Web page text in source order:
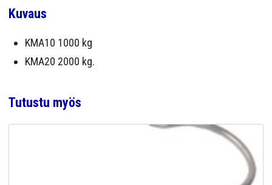
Kuvaus
KMA10 1000 kg
KMA20 2000 kg.
Tutustu myös